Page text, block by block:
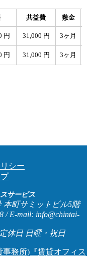
共益費 敷金
円 31,000 円 3ヶ月
円 31,000 円 3ヶ月
シー
サービス
本町サミットビル5階
/ E-mail: info@chintai-
休日 日曜・祝日
務所)『賃貸オフィス